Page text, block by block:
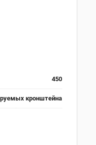
450
кронштейна